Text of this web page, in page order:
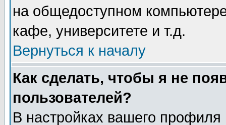
на общедоступном
кафе, университете и т.д.
Вернуться к началу
Как сделать, чтобы я не
пользователей?
В настройках вашего